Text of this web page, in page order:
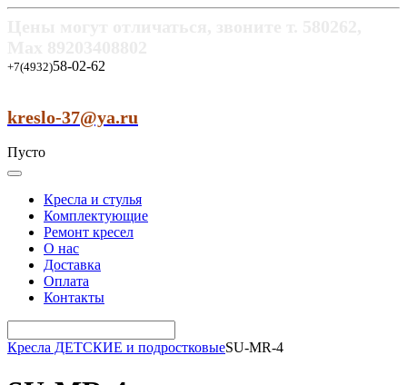
+7(4932)58-02-62
kreslo-37@ya.ru
Пусто
Кресла и стулья
Комплектующие
Ремонт кресел
О нас
Доставка
Оплата
Контакты
Кресла ДЕТСКИЕ и подростковыеSU-MR-4